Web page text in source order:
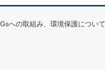
への取組み、環境保護について